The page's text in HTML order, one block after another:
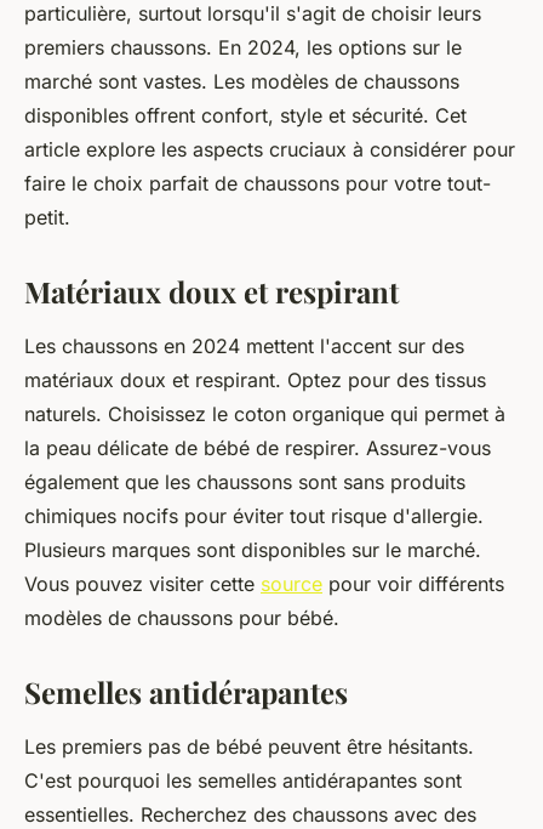
particulière, surtout lorsqu'il s'agit de choisir leurs
premiers chaussons. En 2024, les options sur le
marché sont vastes. Les modèles de chaussons
disponibles offrent confort, style et sécurité. Cet
article explore les aspects cruciaux à considérer pour
faire le choix parfait de chaussons pour votre tout-
petit.
Matériaux doux et respirant
Les chaussons en 2024 mettent l'accent sur des
matériaux doux et respirant. Optez pour des tissus
naturels. Choisissez le coton organique qui permet à
la peau délicate de bébé de respirer. Assurez-vous
également que les chaussons sont sans produits
chimiques nocifs pour éviter tout risque d'allergie.
Plusieurs marques sont disponibles sur le marché.
Vous pouvez visiter cette source pour voir différents
modèles de chaussons pour bébé.
Semelles antidérapantes
Les premiers pas de bébé peuvent être hésitants.
C'est pourquoi les semelles antidérapantes sont
essentielles. Recherchez des chaussons avec des